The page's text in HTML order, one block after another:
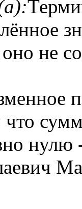
не
нулю